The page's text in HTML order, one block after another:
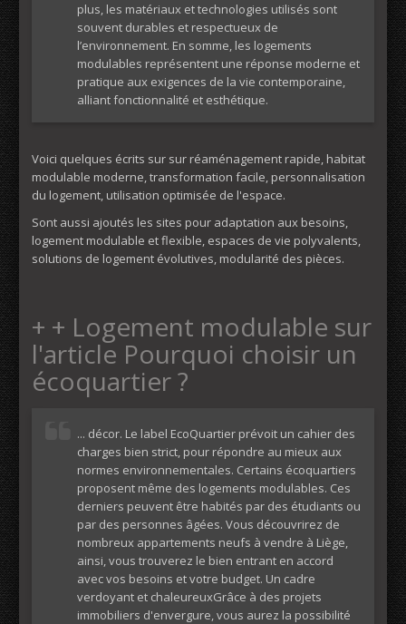
plus, les matériaux et technologies utilisés sont
souvent durables et respectueux de
l’environnement. En somme, les logements
modulables représentent une réponse moderne et
pratique aux exigences de la vie contemporaine,
alliant fonctionnalité et esthétique.
Voici quelques écrits sur sur réaménagement rapide, habitat
modulable moderne, transformation facile, personnalisation
du logement, utilisation optimisée de l'espace.
Sont aussi ajoutés les sites pour adaptation aux besoins,
logement modulable et flexible, espaces de vie polyvalents,
solutions de logement évolutives, modularité des pièces.
+ + Logement modulable sur
l'article Pourquoi choisir un
écoquartier ?
... décor. Le label EcoQuartier prévoit un cahier des
charges bien strict, pour répondre au mieux aux
normes environnementales. Certains écoquartiers
proposent même des logements modulables. Ces
derniers peuvent être habités par des étudiants ou
par des personnes âgées. Vous découvrirez de
nombreux appartements neufs à vendre à Liège,
ainsi, vous trouverez le bien entrant en accord
avec vos besoins et votre budget. Un cadre
verdoyant et chaleureuxGrâce à des projets
immobiliers d'envergure, vous aurez la possibilité